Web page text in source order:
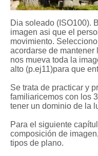
Dia soleado (ISO100).
imagen asi que el
movimiento.
acordarse de mantener
nos mueva toda la
alto (p.ej11)para que
Se trata de practicar y
familiaricemos con los
tener un dominio de la
Para el siguiente
composición de
tipos de plano.